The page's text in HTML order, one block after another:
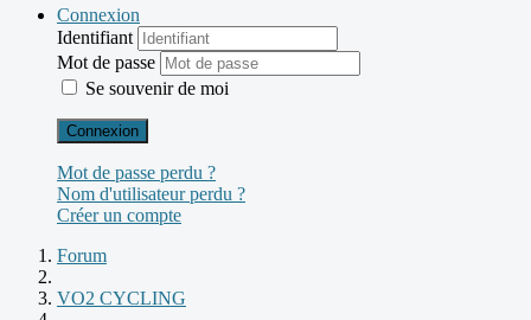
Connexion
Identifiant
Mot de passe
Se souvenir de moi
Connexion
Mot de passe perdu ?
Nom d'utilisateur perdu ?
Créer un compte
Forum
VO2 CYCLING